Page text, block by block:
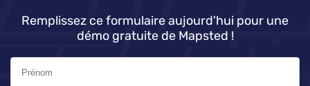
Remplissez ce formulaire aujourd'hui pour une
démo gratuite de Mapsted !